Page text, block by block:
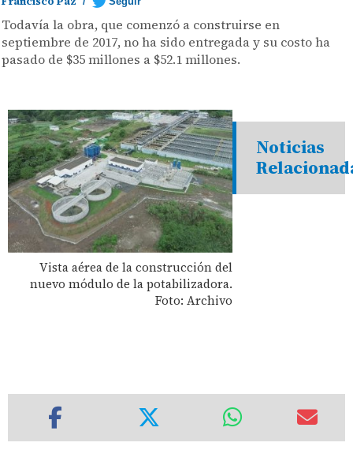
Todavía la obra, que comenzó a construirse en
septiembre de 2017, no ha sido entregada y su costo ha
pasado de $35 millones a $52.1 millones.
Vista aérea de la construcción del
nuevo módulo de la potabilizadora.
Foto: Archivo
Noticias